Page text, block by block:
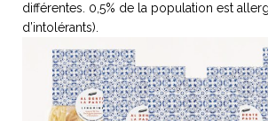
différentes. 0,5% de la population est
d’intolérants).